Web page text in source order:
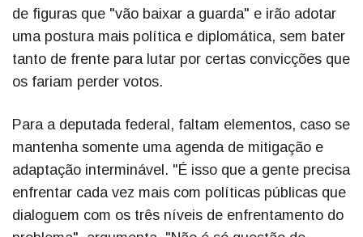
de figuras que "vão baixar a guarda" e irão adotar
uma postura mais política e diplomática, sem bater
tanto de frente para lutar por certas convicções que
os fariam perder votos.
Para a deputada federal, faltam elementos, caso se
mantenha somente uma agenda de mitigação e
adaptação interminável. "É isso que a gente precisa
enfrentar cada vez mais com políticas públicas que
dialoguem com os três níveis de enfrentamento do